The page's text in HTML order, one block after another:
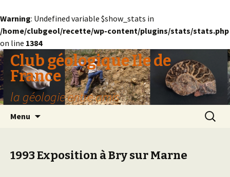
Warning: Undefined variable $show_stats in
/home/clubgeol/recette/wp-content/plugins/stats/stats.php
on line 1384
Club géologique Ile de
France
la géologie entre amis
Menu
1993 Exposition à Bry sur Marne